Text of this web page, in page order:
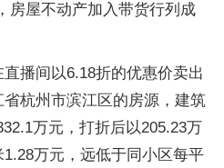
房屋不动产加入带货行列成
播间以6.18折的优惠价卖出
杭州市滨江区的房源，建筑
万元，打折后以205.23万
万元，远低于同小区每平